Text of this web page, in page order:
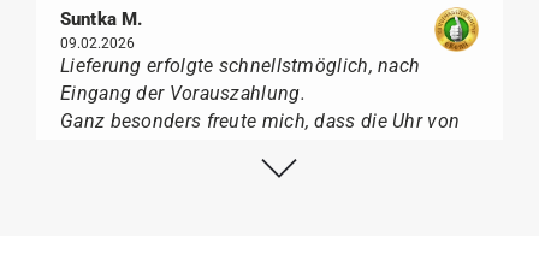
Suntka M.
09.02.2026
Lieferung erfolgte schnellstmöglich, nach
Eingang der Vorauszahlung.
Ganz besonders freute mich, dass die Uhr von
geliefert wurde, sondern mit der gelben